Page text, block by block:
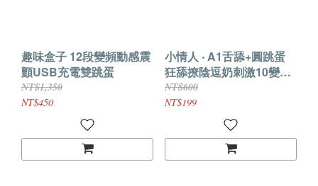
趣味盒子 12段變頻動感震
顫USB充電雙跳蛋
NT$1,350
NT$450
小情人 ‧ A1舌舔+圓跳蛋
狂舔撩陰逗奶刺激10變頻
雙跳蛋按摩器﹝舒適硅膠
+磨砂親膚﹞
NT$600
NT$199